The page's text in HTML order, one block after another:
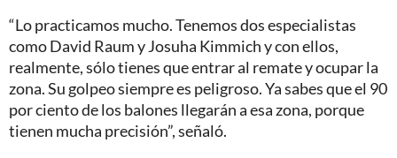
“Lo practicamos mucho. Tenemos dos especialistas
como David Raum y Josuha Kimmich y con ellos,
realmente, sólo tienes que entrar al remate y ocupar la
zona. Su golpeo siempre es peligroso. Ya sabes que el 90
por ciento de los balones llegarán a esa zona, porque
tienen mucha precisión”, señaló.